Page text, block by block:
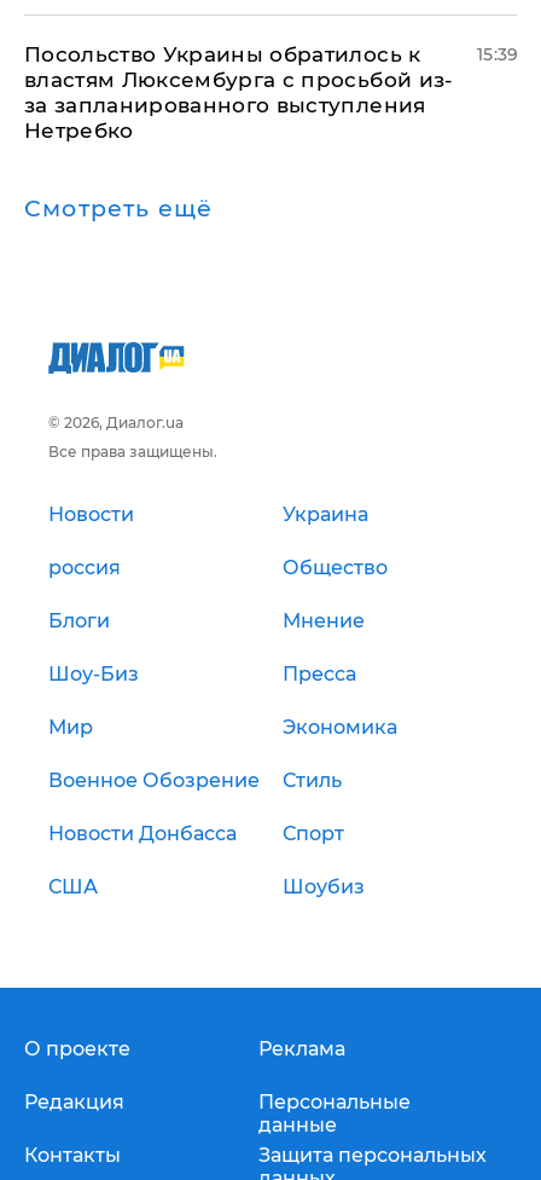
Посольство Украины обратилось к
властям Люксембурга с просьбой из-
за запланированного выступления
Нетребко
15:39
Смотреть ещё
© 2026, Диалог.ua
Все права защищены.
Новости Украина
россия Общество
Блоги Мнение
Шоу-Биз Пресса
Мир Экономика
Военное Обозрение Стиль
Новости Донбасса Спорт
США Шоубиз
О проекте
Редакция
Контакты
Реклама
Персональные
данные
Защита персональных